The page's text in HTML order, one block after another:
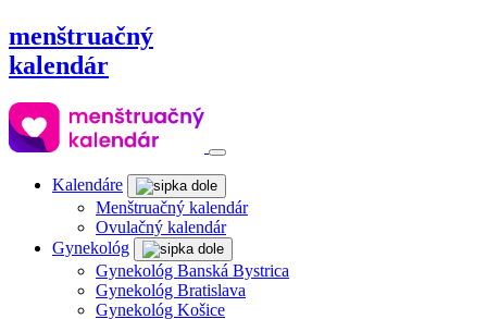
menštruačný
kalendár
Kalendáre
Menštruačný kalendár
Ovulačný kalendár
Gynekológ
Gynekológ Banská Bystrica
Gynekológ Bratislava
Gynekológ Košice